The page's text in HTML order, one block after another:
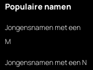
Populaire namen
Jongensnamen met een
M
Jongensnamen met een N